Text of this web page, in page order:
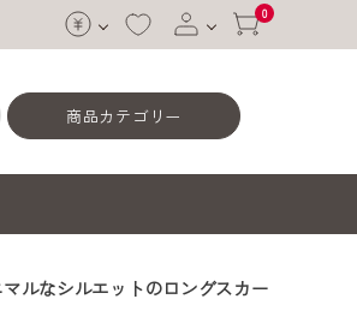
会員登録
0
商品カテゴリー
ルなシルエットのロングスカー